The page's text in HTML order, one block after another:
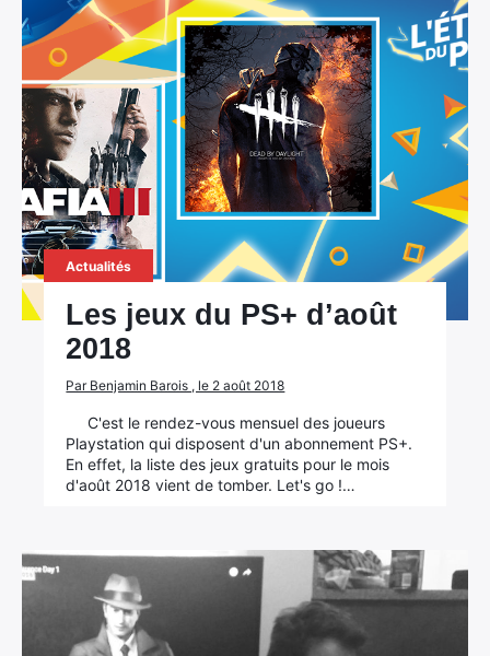
Actualités
Les jeux du PS+ d’août
2018
Par Benjamin Barois , le 2 août 2018
C'est le rendez-vous mensuel des joueurs
Playstation qui disposent d'un abonnement PS+.
En effet, la liste des jeux gratuits pour le mois
d'août 2018 vient de tomber. Let's go !…